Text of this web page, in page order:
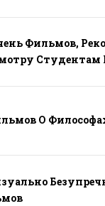
Фильмов,
Студентам
О